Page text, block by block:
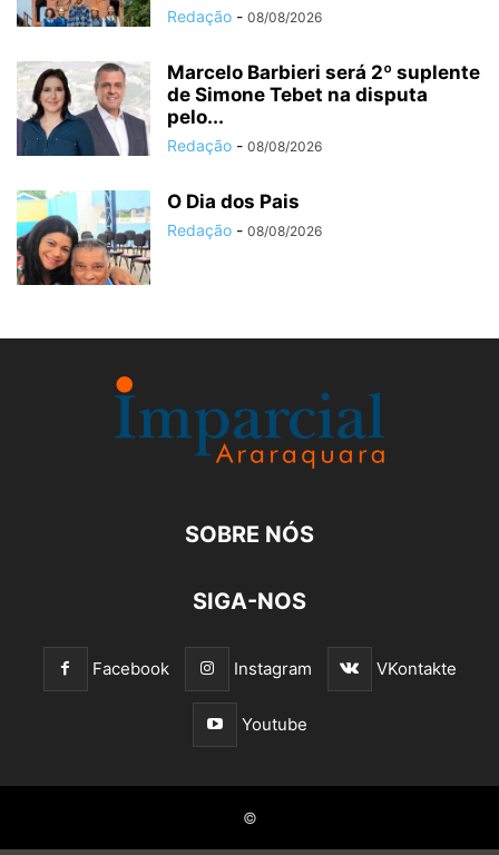
Redação - 08/08/2026
Marcelo Barbieri será 2º suplente
de Simone Tebet na disputa
pelo...
Redação - 08/08/2026
O Dia dos Pais
Redação - 08/08/2026
SOBRE NÓS
SIGA-NOS
Facebook Instagram VKontakte
Youtube
©